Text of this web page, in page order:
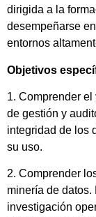
dirigida a la
desempeñarse
entornos
Objetivos
1. Comprender
de gestión y
integridad de los
su uso.
2. Comprender
minería de
investigación